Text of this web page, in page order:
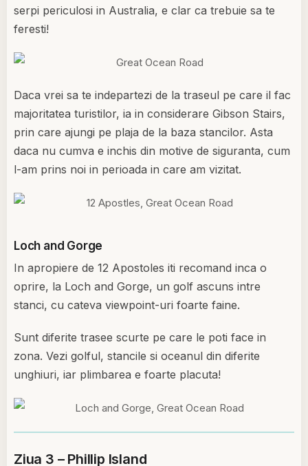
serpi periculosi in Australia, e clar ca trebuie sa te
feresti!
Daca vrei sa te indepartezi de la traseul pe care il fac
majoritatea turistilor, ia in considerare Gibson Stairs,
prin care ajungi pe plaja de la baza stancilor. Asta
daca nu cumva e inchis din motive de siguranta, cum
l-am prins noi in perioada in care am vizitat.
Loch and Gorge
In apropiere de 12 Apostoles iti recomand inca o
oprire, la Loch and Gorge, un golf ascuns intre
stanci, cu cateva viewpoint-uri foarte faine.
Sunt diferite trasee scurte pe care le poti face in
zona. Vezi golful, stancile si oceanul din diferite
unghiuri, iar plimbarea e foarte placuta!
Ziua 3 – Phillip Island